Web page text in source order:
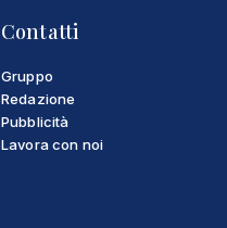
Contatti
Gruppo
Redazione
Pubblicità
Lavora con noi